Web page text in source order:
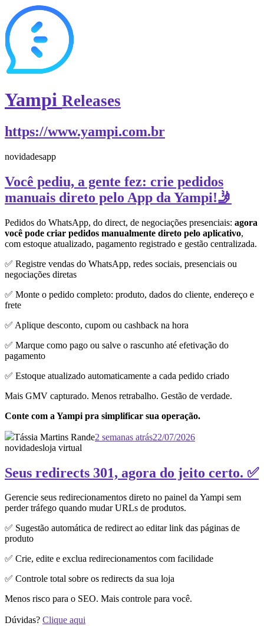
Yampi Releases
https://www.yampi.com.br
novidadesapp
Você pediu, a gente fez: crie pedidos
manuais direto pelo App da Yampi!🤳
Pedidos do WhatsApp, do direct, de negociações presenciais: agora
você pode criar pedidos manualmente direto pelo aplicativo,
com estoque atualizado, pagamento registrado e gestão centralizada.
✅ Registre vendas do WhatsApp, redes sociais, presenciais ou
negociações diretas
✅ Monte o pedido completo: produto, dados do cliente, endereço e
frete
✅ Aplique desconto, cupom ou cashback na hora
✅ Marque como pago ou salve o rascunho até efetivação do
pagamento
✅ Estoque atualizado automaticamente a cada pedido criado
Mais GMV capturado. Menos retrabalho. Gestão de verdade.
Conte com a Yampi pra simplificar sua operação.
Tássia Martins Rande2 semanas atrás22/07/2026
novidadesloja virtual
Seus redirects 301, agora do jeito certo. ✅
Gerencie seus redirecionamentos direto no painel da Yampi sem
perder tráfego quando mudar URLs de produtos.
✅ Sugestão automática de redirect ao editar link das páginas de
produto
✅ Crie, edite e exclua redirecionamentos com facilidade
✅ Controle total sobre os redirects da sua loja
Menos risco para o SEO. Mais controle para você.
Dúvidas? Clique aqui